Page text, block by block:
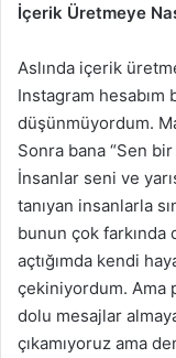
İçerik Üretmeye
Aslında içerik
Instagram hesabım
düşünmüyordum.
Sonra bana “Sen
İnsanlar seni ve
tanıyan insanlarla
bunun çok farkında
açtığımda kendi
çekiniyordum. Ama
dolu mesajlar
çıkamıyoruz ama